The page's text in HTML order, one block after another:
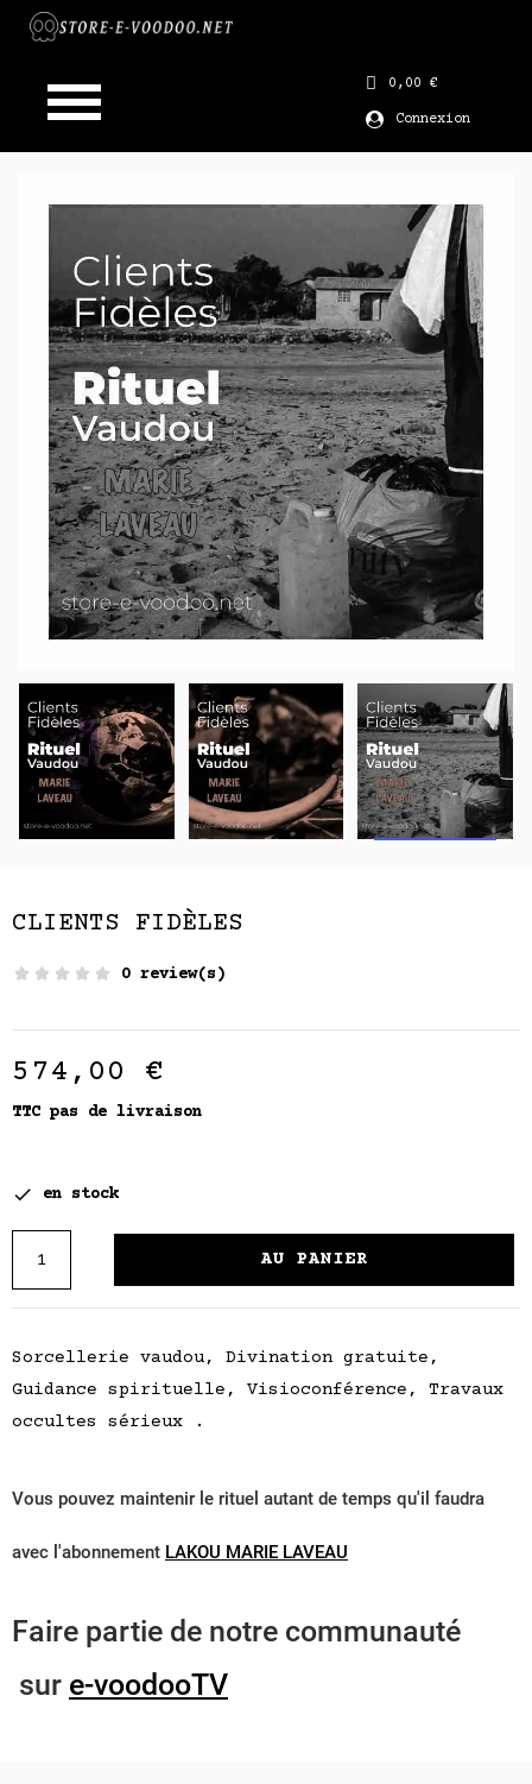
0,00 €
Connexion
CLIENTS FIDÈLES
0 review(s)
574,00 €
TTC pas de livraison
 en stock
AU PANIER
Sorcellerie vaudou, Divination gratuite,
Guidance spirituelle, Visioconférence, Travaux
occultes sérieux .
Vous pouvez maintenir le rituel autant de temps qu'il faudra
avec l'abonnement LAKOU MARIE LAVEAU
Faire partie de notre communauté
sur e-voodooTV